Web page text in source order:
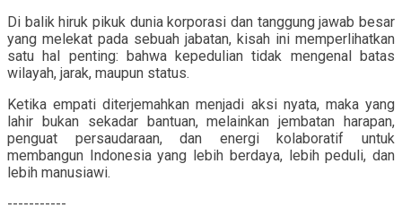
Di balik hiruk pikuk dunia korporasi dan tanggung jawab besar
yang melekat pada sebuah jabatan, kisah ini memperlihatkan
satu hal penting: bahwa kepedulian tidak mengenal batas
wilayah, jarak, maupun status.
Ketika empati diterjemahkan menjadi aksi nyata, maka yang
lahir bukan sekadar bantuan, melainkan jembatan harapan,
penguat persaudaraan, dan energi kolaboratif untuk
membangun Indonesia yang lebih berdaya, lebih peduli, dan
lebih manusiawi.